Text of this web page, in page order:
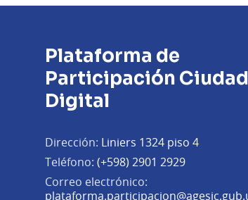
Plataforma de
Participación
Digital
Dirección: Liniers 1324 piso 4
Teléfono: (+598) 2901 2929
Correo electrónico: